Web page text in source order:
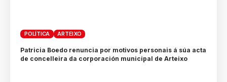
POLÍTICA ARTEIXO
Patricia Boedo renuncia por motivos personais á súa acta
de concelleira da corporación municipal de Arteixo